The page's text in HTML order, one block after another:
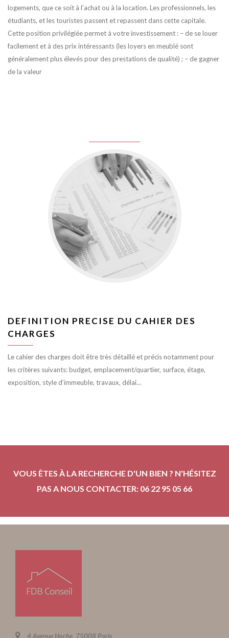
logements, que ce soit à l’achat ou à la location. Les professionnels, les
étudiants, et les touristes passent et repassent dans cette capitale.
Cette position privilégiée permet à votre investissement : – de se louer
facilement et à des prix intéressants (les loyers en meublé sont
généralement plus élevés pour des prestations de qualité) ; – de gagner
de la valeur
DEFINITION PRECISE DU CAHIER DES
CHARGES
Le cahier des charges doit être très détaillé et précis notamment pour
les critères suivants: budget, emplacement/quartier, surface, étage,
exposition, style d’immeuble, travaux, délai…
VOUS ÊTES À LA RECHERCHE D'UN BIEN ? N'HÉSITEZ
PAS A NOUS CONTACTER: 06 22 95 05 66
4 Avenue Hoche, 75008 Paris